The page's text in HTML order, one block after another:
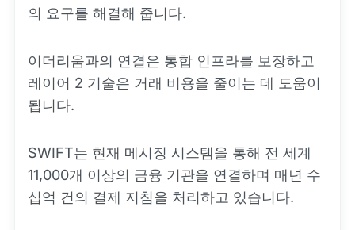
의 요구를 해결해 줍니다.
이더리움과의 연결은 통합 인프라를 보장하고
레이어 2 기술은 거래 비용을 줄이는 데 도움이
됩니다.
SWIFT는 현재 메시징 시스템을 통해 전 세계
11,000개 이상의 금융 기관을 연결하며 매년 수
십억 건의 결제 지침을 처리하고 있습니다.